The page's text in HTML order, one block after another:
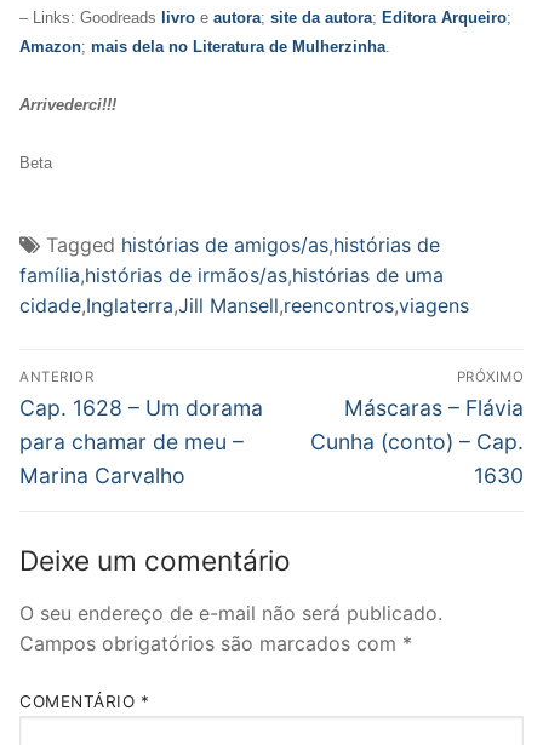
– Links: Goodreads livro e autora; site da autora; Editora Arqueiro;
Amazon; mais dela no Literatura de Mulherzinha
Arrivederci!!!
Beta
Tagged histórias de amigos/as,histórias de
família,histórias de irmãos/as,histórias de uma
cidade,Inglaterra,Jill Mansell,reencontros,viagens
Navegação
de
Post
ANTERIOR
Post
anterior:
Cap. 1628 – Um dorama
para chamar de meu –
Marina Carvalho
PRÓXIMO
Próximo
post:
Máscaras – Flávia
Cunha (conto) – Cap.
1630
Deixe um comentário
O seu endereço de e-mail não será publicado.
Campos obrigatórios são marcados com *
COMENTÁRIO *